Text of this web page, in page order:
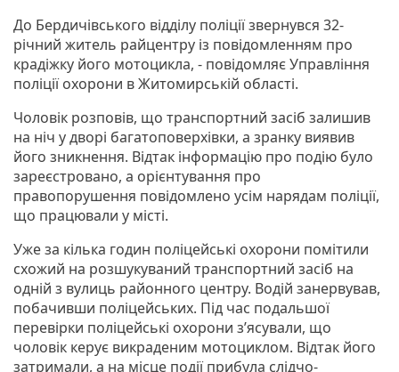
До Бердичівського відділу поліції звернувся 32-
річний житель райцентру із повідомленням про
крадіжку його мотоцикла, - повідомляє Управління
поліції охорони в Житомирській області.
Чоловік розповів, що транспортний засіб залишив
на ніч у дворі багатоповерхівки, а зранку виявив
його зникнення. Відтак інформацію про подію було
зареєстровано, а орієнтування про
правопорушення повідомлено усім нарядам поліції,
що працювали у місті.
Уже за кілька годин поліцейські охорони помітили
схожий на розшукуваний транспортний засіб на
одній з вулиць районного центру. Водій занервував,
побачивши поліцейських. Під час подальшої
перевірки поліцейські охорони з’ясували, що
чоловік керує викраденим мотоциклом. Відтак його
затримали, а на місце події прибула слідчо-